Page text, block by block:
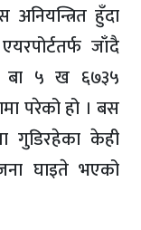
अनियन्त्रित हुँदा
जाँदै
बा ५ ख ६७३५
परेको हो । बस
गुडिरहेका केही
घाइते भएको